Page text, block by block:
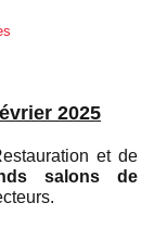
2025
et de
salons de